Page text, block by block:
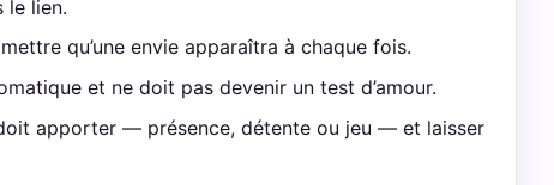
le lien.
qu’une envie apparaîtra à chaque fois.
et ne doit pas devenir un test d’amour.
apporter — présence, détente ou jeu — et laisser